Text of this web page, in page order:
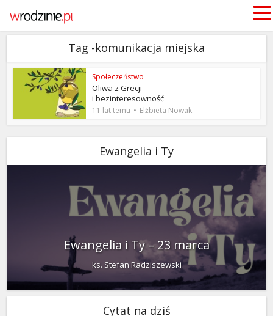
Tag -komunikacja miejska
Społeczeństwo
Oliwa z Grecji
i bezinteresowność
11 lat temu Elżbieta Nowak
Ewangelia i Ty
Ewangelia i Ty – 23 marca
ks. Stefan Radziszewski
Cytat na dziś